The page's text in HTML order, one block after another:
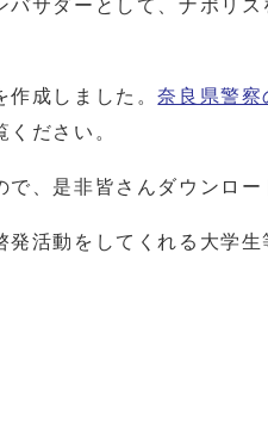
サダーとして、ナポリ
作成しました。奈良県警
ださい。
、是非皆さんダウンロー
活動をしてくれる大学生